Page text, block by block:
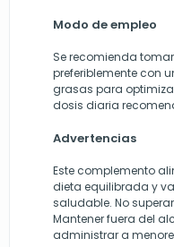
Modo de empleo
Se recomienda
preferiblemente con
grasas para
dosis diaria
Advertencias
Este complemento
dieta equilibrada y
saludable. No
Mantener fuera del
administrar a